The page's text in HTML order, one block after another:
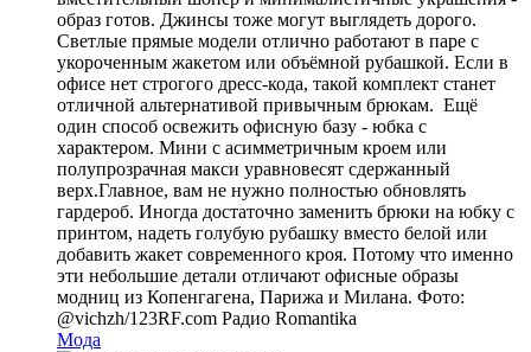
образ готов. Джинсы тоже могут выглядеть дорого.
Светлые прямые модели отлично работают в паре с
укороченным жакетом или объёмной рубашкой. Если в
офисе нет строгого дресс-кода, такой комплект станет
отличной альтернативой привычным брюкам. Ещё
один способ освежить офисную базу - юбка с
характером. Мини с асимметричным кроем или
полупрозрачная макси уравновесят сдержанный
верх.Главное, вам не нужно полностью обновлять
гардероб. Иногда достаточно заменить брюки на юбку с
принтом, надеть голубую рубашку вместо белой или
добавить жакет современного кроя. Потому что именно
эти небольшие детали отличают офисные образы
модниц из Копенгагена, Парижа и Милана. Фото:
@vichzh/123RF.com Радио Romantika
Мода